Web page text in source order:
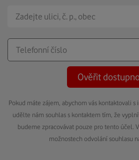
Ověřit
Pokud máte zájem, abychom vás kontaktovali s
udělte nám souhlas s kontaktem tím, že
budeme zpracovávat pouze pro tento účel.
možnostech odvolání souhlasu